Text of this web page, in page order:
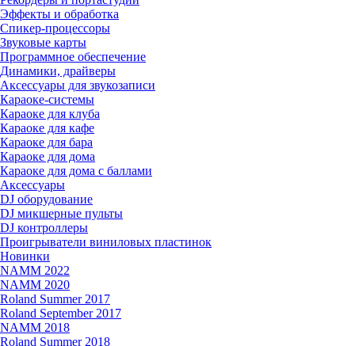
Эффекты и обработка
Спикер-процессоры
Звуковые карты
Программное обеспечение
Динамики, драйверы
Аксессуары для звукозаписи
Караоке-системы
Караоке для клуба
Караоке для кафе
Караоке для бара
Караоке для дома
Караоке для дома с баллами
Аксессуары
DJ оборудование
DJ микшерные пульты
DJ контроллеры
Проигрыватели виниловых пластинок
Новинки
NAMM 2022
NAMM 2020
Roland Summer 2017
Roland September 2017
NAMM 2018
Roland Summer 2018